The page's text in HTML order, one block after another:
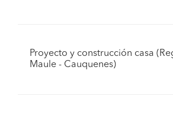
Proyecto y construcción casa
Maule - Cauquenes)